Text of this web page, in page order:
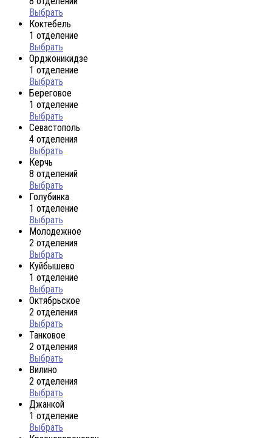
Выбрать
Коктебель
1 отделение
Выбрать
Орджоникидзе
1 отделение
Выбрать
Береговое
1 отделение
Выбрать
Севастополь
4 отделения
Выбрать
Керчь
8 отделений
Выбрать
Голубинка
1 отделение
Выбрать
Молодежное
2 отделения
Выбрать
Куйбышево
1 отделение
Выбрать
Октябрьское
2 отделения
Выбрать
Танковое
2 отделения
Выбрать
Вилино
2 отделения
Выбрать
Джанкой
1 отделение
Выбрать